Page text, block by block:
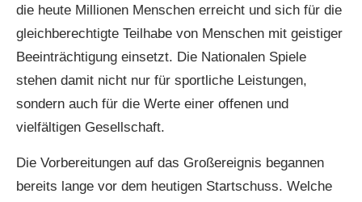
die heute Millionen Menschen erreicht und sich für die
gleichberechtigte Teilhabe von Menschen mit geistiger
Beeinträchtigung einsetzt. Die Nationalen Spiele
stehen damit nicht nur für sportliche Leistungen,
sondern auch für die Werte einer offenen und
vielfältigen Gesellschaft.
Die Vorbereitungen auf das Großereignis begannen
bereits lange vor dem heutigen Startschuss. Welche